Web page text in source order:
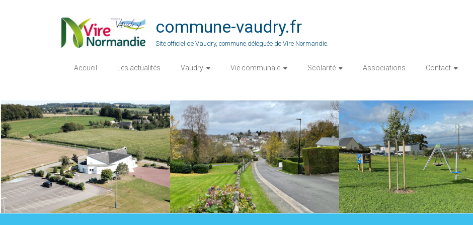
commune-vaudry.fr
Site officiel de Vaudry, commune déléguée de Vire Normandie.
Accueil Les actualités Vaudry Vie communale Scolarité Associations Contact